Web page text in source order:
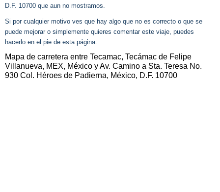
D.F. 10700 que aun no mostramos.
Si por cualquier motivo ves que hay algo que no es correcto o que se
puede mejorar o simplemente quieres comentar este viaje, puedes
hacerlo en el pie de esta página.
Mapa de carretera entre Tecamac, Tecámac de Felipe
Villanueva, MEX, México y Av. Camino a Sta. Teresa No.
930 Col. Héroes de Padierna, México, D.F. 10700